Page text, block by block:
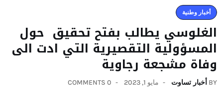
أخبار وطنية
الغلوسي يطالب بفتح تحقيق حول
المسؤولية التقصيرية التي ادت الى
وفاة مشجعة رجاوية
BY أخبار تساوت مايو 1, 2023 0 COMMENTS